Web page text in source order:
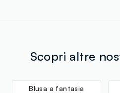
Scopri altre
Blusa a fantasia